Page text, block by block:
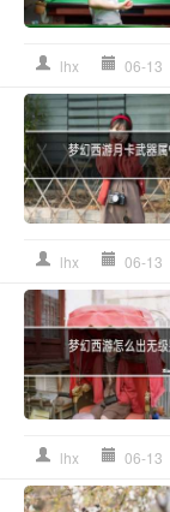
lhx 06-13
lhx 06-13
lhx 06-13